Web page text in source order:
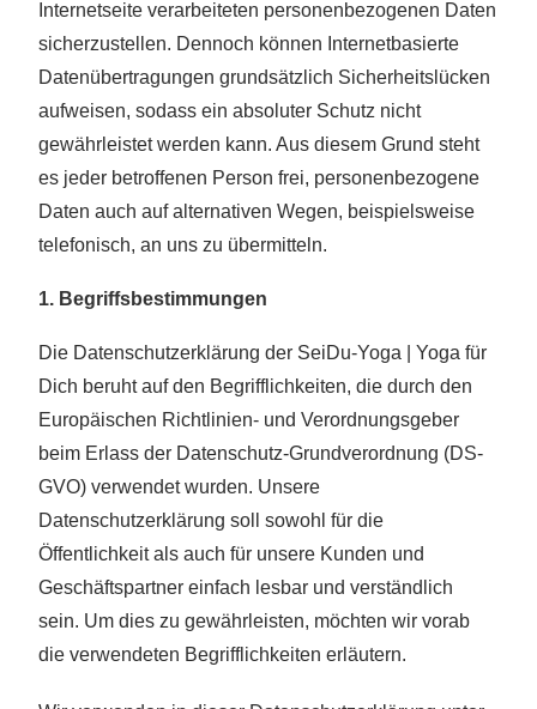
Internetseite verarbeiteten personenbezogenen Daten
sicherzustellen. Dennoch können Internetbasierte
Datenübertragungen grundsätzlich Sicherheitslücken
aufweisen, sodass ein absoluter Schutz nicht
gewährleistet werden kann. Aus diesem Grund steht
es jeder betroffenen Person frei, personenbezogene
Daten auch auf alternativen Wegen, beispielsweise
telefonisch, an uns zu übermitteln.
1. Begriffsbestimmungen
Die Datenschutzerklärung der SeiDu-Yoga | Yoga für
Dich beruht auf den Begrifflichkeiten, die durch den
Europäischen Richtlinien- und Verordnungsgeber
beim Erlass der Datenschutz-Grundverordnung (DS-
GVO) verwendet wurden. Unsere
Datenschutzerklärung soll sowohl für die
Öffentlichkeit als auch für unsere Kunden und
Geschäftspartner einfach lesbar und verständlich
sein. Um dies zu gewährleisten, möchten wir vorab
die verwendeten Begrifflichkeiten erläutern.